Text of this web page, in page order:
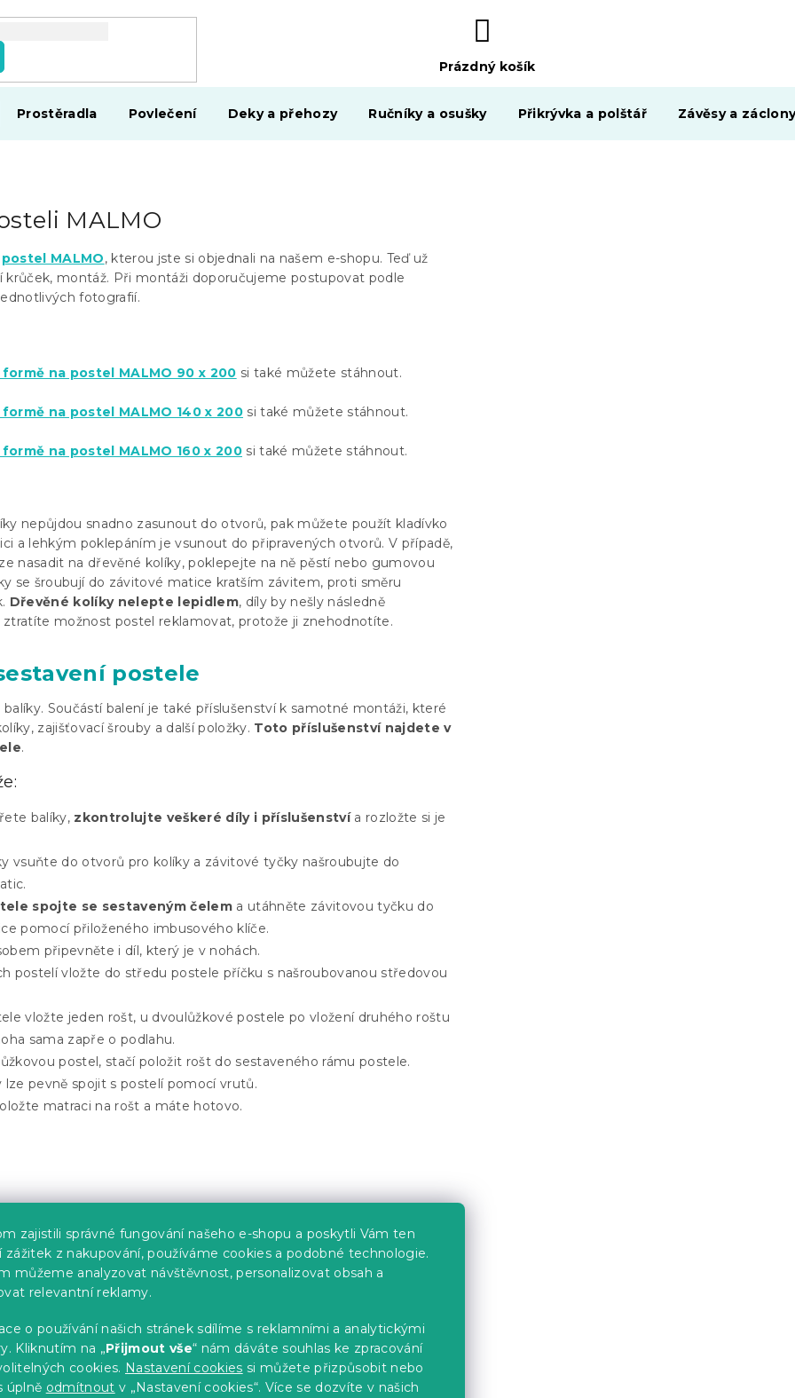
zajistili správné fungování našeho e-shopu a poskytli Vám ten
zážitek z nakupování, používáme cookies a podobné technologie.
můžeme analyzovat návštěvnost, personalizovat obsah a
relevantní reklamy.
o používání našich stránek sdílíme s reklamními a analytickými
Kliknutím na „Přijmout vše“ nám dáváte souhlas ke zpracování
cookies. Nastavení cookies si můžete přizpůsobit nebo
úplně odmítnout v „Nastavení cookies“. Více se dozvíte v našich
NÁKUPNÍ
KOŠÍK
Prázdný košík
Prostěradla Povlečení Deky a přehozy Ručníky a osušky Přikrývka a polštář Závěsy a
MALMO
postel MALMO, kterou jste si objednali na našem e-shopu. Teď už
krůček, montáž. Při montáži doporučujeme postupovat podle
fotografií.
na postel MALMO 90 x 200 si také můžete stáhnout.
na postel MALMO 140 x 200 si také můžete stáhnout.
na postel MALMO 160 x 200 si také můžete stáhnout.
nepůjdou snadno zasunout do otvorů, pak můžete použít kladívko
a lehkým poklepáním je vsunout do připravených otvorů. V případě,
nasadit na dřevěné kolíky, poklepejte na ně pěstí nebo gumovou
se šroubují do závitové matice kratším závitem, proti směru
Dřevěné kolíky nelepte lepidlem, díly by nešly následně
možnost postel reklamovat, protože ji znehodnotíte.
postele
Součástí balení je také příslušenství k samotné montáži, které
zajišťovací šrouby a další položky. Toto příslušenství najdete v
.
balíky, zkontrolujte veškeré díly i příslušenstvía rozložte si je
vsuňte do otvorů pro kolíky a závitové tyčky našroubujte do
spojte se sestaveným čelem a utáhněte závitovou tyčku do
pomocí přiloženého imbusového klíče.
připevněte i díl, který je v nohách.
postelí vložte do středu postele příčku s našroubovanou středovou
vložte jeden rošt, u dvoulůžkové postele po vložení druhého roštu
sama zapře o podlahu.
postel, stačí položit rošt do sestaveného rámu postele.
lze pevně spojit s postelí pomocí vrutů.
matraci na rošt a máte hotovo.
ve formátu PDF:
k posteli MALMO 90 x 200
k posteli MALMO 140 x 200